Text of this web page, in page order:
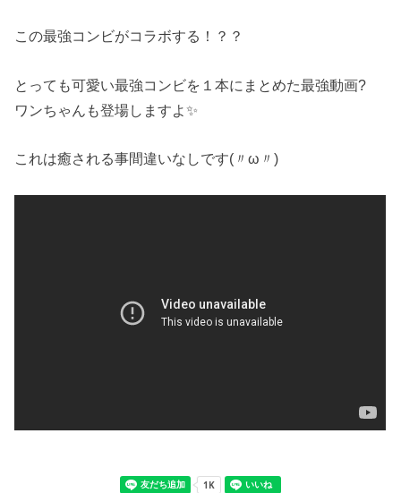
この最強コンビがコラボする！？？
とっても可愛い最強コンビを１本にまとめた最強動画?
ワンちゃんも登場しますよ✨
これは癒される事間違いなしです(〃ω〃)